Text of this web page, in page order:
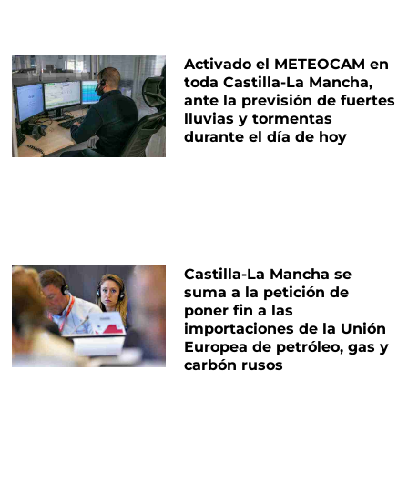
Activado el METEOCAM en
toda Castilla-La Mancha,
ante la previsión de fuertes
lluvias y tormentas
durante el día de hoy
Castilla-La Mancha se
suma a la petición de
poner fin a las
importaciones de la Unión
Europea de petróleo, gas y
carbón rusos